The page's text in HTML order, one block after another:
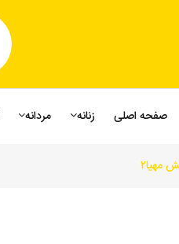
صفحه اصلی زنانه مردانه
مهیا۲